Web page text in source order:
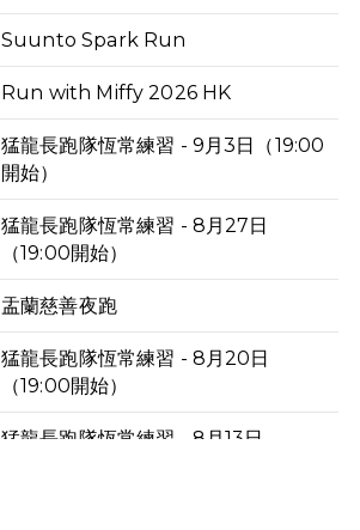
Suunto Spark Run
Run with Miffy 2026 HK
猛龍長跑隊恆常練習 - 9月3日（19:00
開始）
猛龍長跑隊恆常練習 - 8月27日
（19:00開始）
盂蘭慈善夜跑
猛龍長跑隊恆常練習 - 8月20日
（19:00開始）
猛龍長跑隊恆常練習 - 8月13日